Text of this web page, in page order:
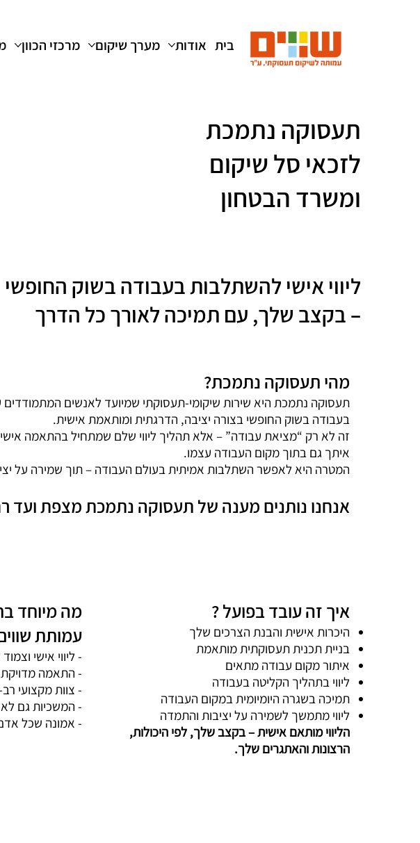
בית אודות מערך שיקום מרכזי הכוון
תעסוקה נתמכת
לזכאי סל שיקום
ומשרד הבטחון
ליווי אישי להשתלבות בעבודה בשוק החופשי
– בקצב שלך, עם תמיכה לאורך כל הדרך
מהי תעסוקה נתמכת?
תעסוקה נתמכת היא שירות שיקומי-תעסוקתי שמיועד לאנשים המתמודדים
בעבודה בשוק החופשי בצורה יציבה, הדרגתית ומותאמת אישית.
זה לא רק “מציאת עבודה” – אלא תהליך ליווי שלם שמתחיל בהתאמה
איתך גם בתוך מקום העבודה עצמו.
המטרה היא לאפשר השתלבות אמיתית בעולם העבודה – תוך שמירה על
אנחנו נותנים מענה של תעסוקה נתמכת מצפת ועד
איך זה עובד בפועל ?
היכרות אישית והבנת הצרכים שלך
בניית תכנית תעסוקתית מותאמת
איתור מקום עבודה מתאים
ליווי בתהליך הקליטה בעבודה
תמיכה בשגרה היומיומית במקום העבודה
ליווי מתמשך לשמירה על יציבות והתמדה
הליווי מותאם אישית – בקצב שלך, לפי היכולות,
הרצונות והאתגרים שלך.
מה מיוחד
עמותת
- ליווי אישי
- התאמה
- צוות מקצועי
- המשכיות גם
- אמונה שכל